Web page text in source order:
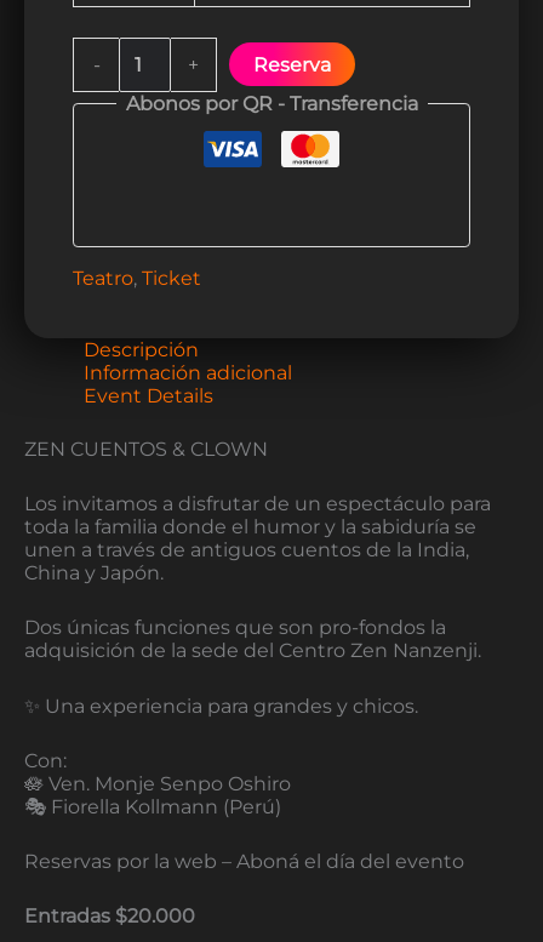
- +
Reserva
Abonos por QR - Transferencia
Teatro, Ticket
Descripción
Información adicional
Event Details
ZEN CUENTOS & CLOWN
Los invitamos a disfrutar de un espectáculo para
toda la familia donde el humor y la sabiduría se
unen a través de antiguos cuentos de la India,
China y Japón.
Dos únicas funciones que son pro-fondos la
adquisición de la sede del Centro Zen Nanzenji.
✨ Una experiencia para grandes y chicos.
Con:
🪷 Ven. Monje Senpo Oshiro
🎭 Fiorella Kollmann (Perú)
Reservas por la web – Aboná el día del evento
Entradas $20.000